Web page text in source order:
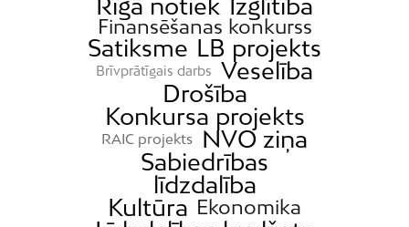
Rīgā notiek Izglītība
Finansēšanas konkurss
Satiksme LB projekts
Brīvprātīgais darbs
Veselība
Drošība
Konkursa projekts
RAIC projekts
NVO ziņa
Sabiedrības
līdzdalība
Kultūra Ekonomika